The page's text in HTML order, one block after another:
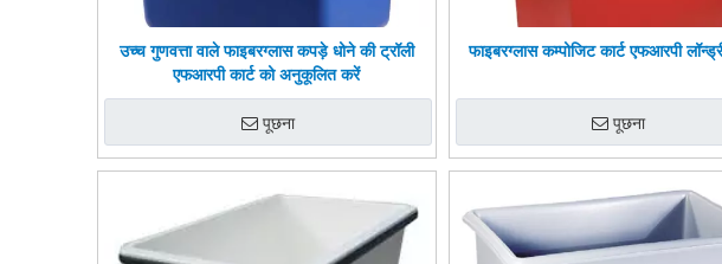
उच्च गुणवत्ता वाले फाइबरग्लास कपड़े धोने की ट्रॉली
एफआरपी कार्ट को अनुकूलित करें
पूछना
फाइबरग्लास कम्पोजिट कार्ट एफआरपी
पूछना